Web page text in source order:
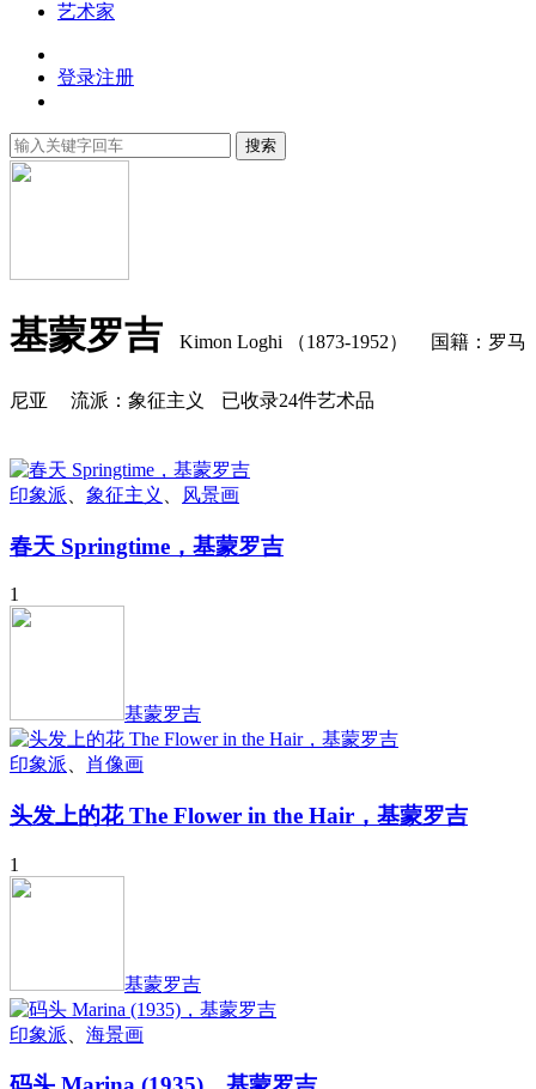
艺术家
登录注册
搜索
基蒙罗吉 Kimon Loghi （1873-1952） 国籍：罗马
尼亚 流派：象征主义 已收录24件艺术品
印象派 象征主义 风景画
春天 Springtime，基蒙罗吉
1
基蒙罗吉
印象派 肖像画
头发上的花 The Flower in the Hair，基蒙罗吉
1
基蒙罗吉
印象派 海景画